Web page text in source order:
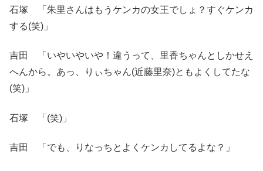
石塚 「朱里さんはもうケンカの女王でしょ？すぐケンカ
する(笑)」
吉田 「いやいやいや！違うって、里香ちゃんとしかせえ
へんから。あっ、りぃちゃん(近藤里奈)ともよくしてたな
(笑)」
石塚 「(笑)」
吉田 「でも、りなっちとよくケンカしてるよな？」